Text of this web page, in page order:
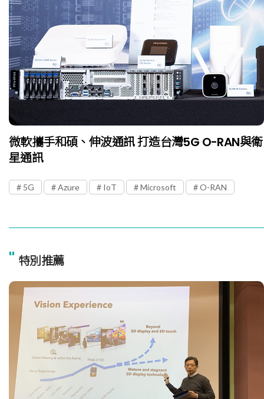
微軟攜手和碩、伸波通訊 打造台灣5G O-RAN與衛
星通訊
5G Azure IoT Microsoft O-RAN
" 特別推薦